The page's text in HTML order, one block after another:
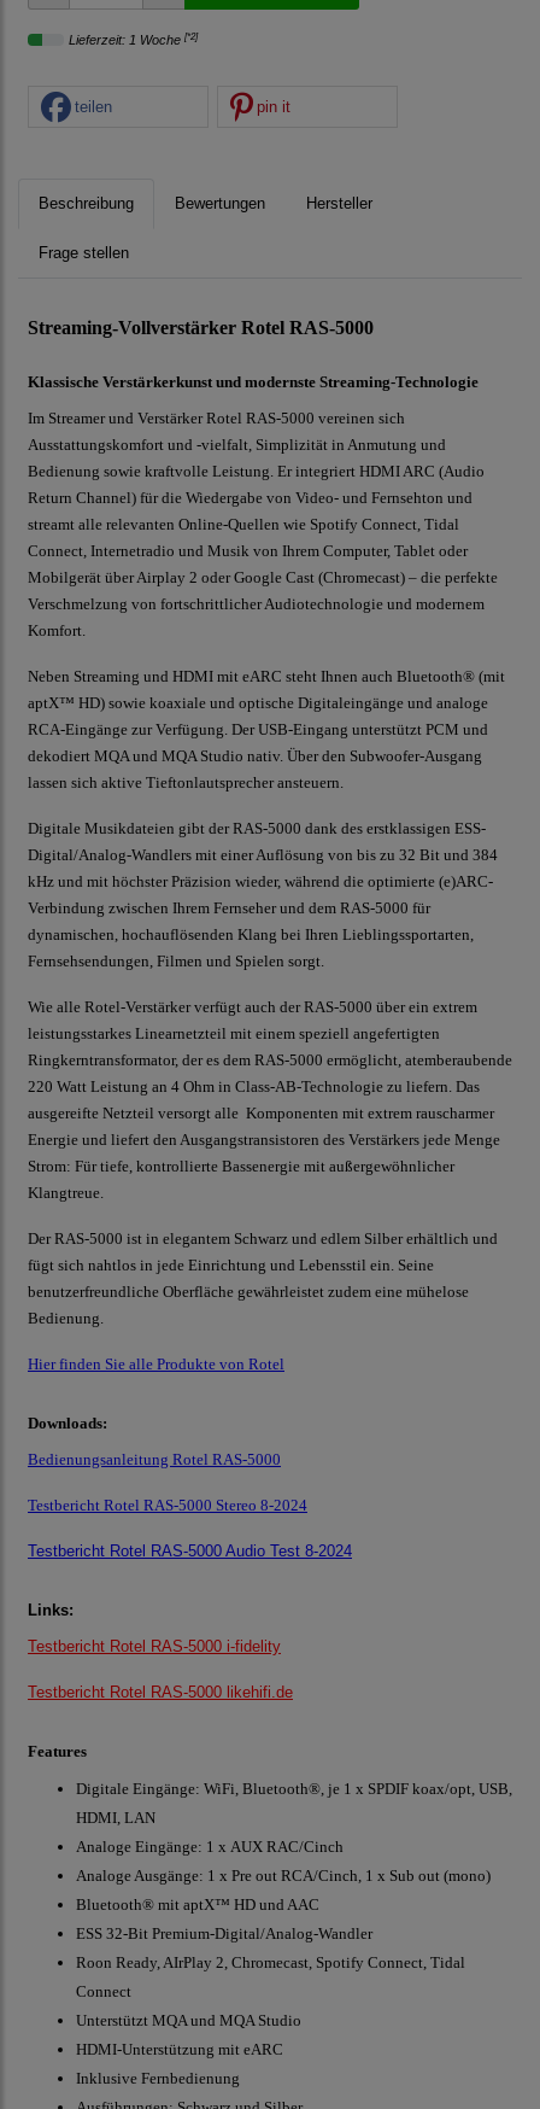
Lieferzeit: 1 Woche [*2]
teilen pin it
Beschreibung Bewertungen Hersteller
Frage stellen
Streaming-Vollverstärker Rotel RAS-5000
Klassische Verstärkerkunst und modernste Streaming-Technologie
Im Streamer und Verstärker Rotel RAS-5000 vereinen sich
Ausstattungskomfort und -vielfalt, Simplizität in Anmutung und
Bedienung sowie kraftvolle Leistung. Er integriert HDMI ARC (Audio
Return Channel) für die Wiedergabe von Video- und Fernsehton und
streamt alle relevanten Online-Quellen wie Spotify Connect, Tidal
Connect, Internetradio und Musik von Ihrem Computer, Tablet oder
Mobilgerät über Airplay 2 oder Google Cast (Chromecast) – die perfekte
Verschmelzung von fortschrittlicher Audiotechnologie und modernem
Komfort.
Neben Streaming und HDMI mit eARC steht Ihnen auch Bluetooth® (mit
aptX™ HD) sowie koaxiale und optische Digitaleingänge und analoge
RCA-Eingänge zur Verfügung. Der USB-Eingang unterstützt PCM und
dekodiert MQA und MQA Studio nativ. Über den Subwoofer-Ausgang
lassen sich aktive Tieftonlautsprecher ansteuern.
Digitale Musikdateien gibt der RAS-5000 dank des erstklassigen ESS-
Digital/Analog-Wandlers mit einer Auflösung von bis zu 32 Bit und 384
kHz und mit höchster Präzision wieder, während die optimierte (e)ARC-
Verbindung zwischen Ihrem Fernseher und dem RAS-5000 für
dynamischen, hochauflösenden Klang bei Ihren Lieblingssportarten,
Fernsehsendungen, Filmen und Spielen sorgt.
Wie alle Rotel-Verstärker verfügt auch der RAS-5000 über ein extrem
leistungsstarkes Linearnetzteil mit einem speziell angefertigten
Ringkerntransformator, der es dem RAS-5000 ermöglicht, atemberaubende
220 Watt Leistung an 4 Ohm in Class-AB-Technologie zu liefern. Das
ausgereifte Netzteil versorgt alle Komponenten mit extrem rauscharmer
Energie und liefert den Ausgangstransistoren des Verstärkers jede Menge
Strom: Für tiefe, kontrollierte Bassenergie mit außergewöhnlicher
Klangtreue.
Der RAS-5000 ist in elegantem Schwarz und edlem Silber erhältlich und
fügt sich nahtlos in jede Einrichtung und Lebensstil ein. Seine
benutzerfreundliche Oberfläche gewährleistet zudem eine mühelose
Bedienung.
Hier finden Sie alle Produkte von Rotel
Downloads:
Bedienungsanleitung Rotel RAS-5000
Testbericht Rotel RAS-5000 Stereo 8-2024
Testbericht Rotel RAS-5000 Audio Test 8-2024
Links:
Testbericht Rotel RAS-5000 i-fidelity
Testbericht Rotel RAS-5000 likehifi.de
Features
Digitale Eingänge: WiFi, Bluetooth®, je 1 x SPDIF koax/opt, USB,
HDMI, LAN
Analoge Eingänge: 1 x AUX RAC/Cinch
Analoge Ausgänge: 1 x Pre out RCA/Cinch, 1 x Sub out (mono)
Bluetooth® mit aptX™ HD und AAC
ESS 32-Bit Premium-Digital/Analog-Wandler
Roon Ready, AIrPlay 2, Chromecast, Spotify Connect, Tidal
Connect
Unterstützt MQA und MQA Studio
HDMI-Unterstützung mit eARC
Inklusive Fernbedienung